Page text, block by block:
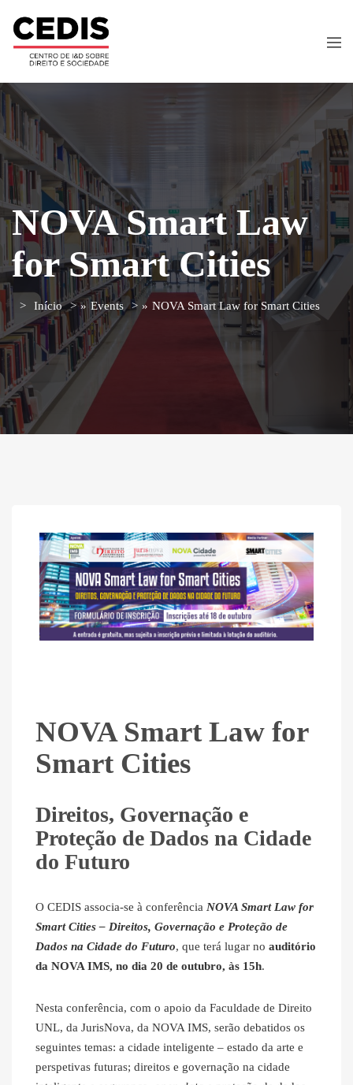
NOVA Smart Law
for Smart Cities
Início » Events » NOVA Smart Law for Smart Cities
NOVA Smart Law for
Smart Cities
Direitos, Governação e
Proteção de Dados na Cidade
do Futuro
O CEDIS associa-se à conferência NOVA Smart Law for
Smart Cities – Direitos, Governação e Proteção de
Dados na Cidade do Futuro, que terá lugar no auditório
da NOVA IMS, no dia 20 de outubro, às 15h.
Nesta conferência, com o apoio da Faculdade de Direito
UNL, da JurisNova, da NOVA IMS, serão debatidos os
seguintes temas: a cidade inteligente – estado da arte e
perspetivas futuras; direitos e governação na cidade